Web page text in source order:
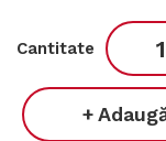
Cantitate